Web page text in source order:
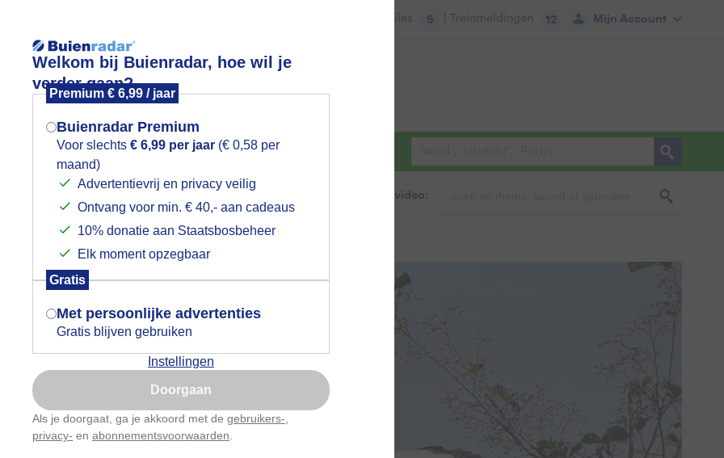
Welkom bij Buienradar, hoe wil je
verder gaan?
Premium € 6,99 / jaar
Buienradar Premium
Voor slechts € 6,99 per jaar (€ 0,58 per
maand)
Advertentievrij en privacy veilig
Ontvang voor min. € 40,- aan cadeaus
10% donatie aan Staatsbosbeheer
Elk moment opzegbaar
Gratis
Met persoonlijke advertenties
Gratis blijven gebruiken
Instellingen
Doorgaan
Als je doorgaat, ga je akkoord met de gebruikers-
privacy- en abonnementsvoorwaarden
Mijn Account
Files 5 | Treinmeldingen 12
Foto en video Weerzine
Zoeken in foto & video:
Mogen we je locatie gebruiken voor
het weer?
Indien je hier nog geen akkoord op hebt
gegeven, verschijnt er zo een pop-up uit
je browser waarin deze toestemming
gevraagd wordt.
Is goed, toon de popup
Nu niet, misschien later
Gebruik je Safari en wil je niet elke dag deze pop-up